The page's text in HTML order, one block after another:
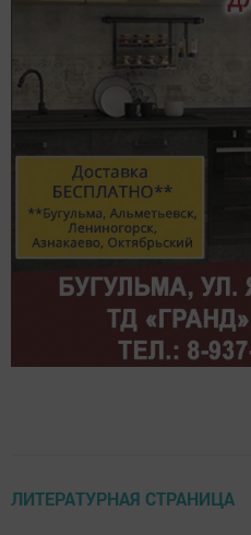
ЛИТЕРАТУРНАЯ СТРАНИЦА